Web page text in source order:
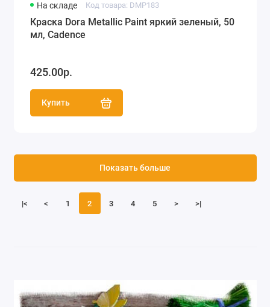
На складе Код товара: DMP183
Краска Dora Metallic Paint яркий зеленый, 50
мл, Cadence
425.00р.
Купить
|< < 1 2 3 4 5 > >|
Показать больше